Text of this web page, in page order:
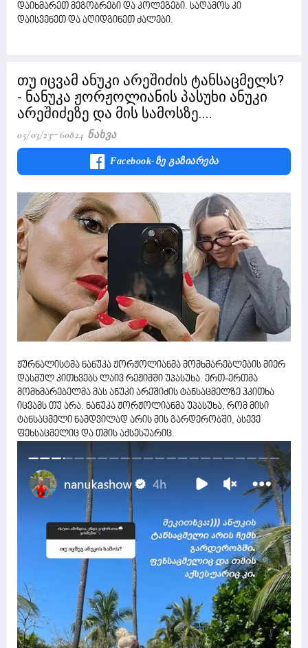
დაიხმარეთ მეგობრები და კოლეგები. საღამოს კი
დაისვენეთ და აღიდგინეთ ძალები.
თუ იცვამ ანუკი არეშიძის ტანსაცმელს?
- ნანუკა ჟორჟოლიანის პასუხი ანუკი
არეშიძეზე და მის სამოსზე....
05/03/23 60824 Ნახვა
Facebook-Ზე Გაზიარება
ჟურნალისტმა ნანუკა ჟორჟოლიანმა მომხმარებლების მიერ
დასმულ კითხვებს ლაივ რეჟიმში უპასუხა. ერთ-ერთმა
მომხმარებელმა მას ანუკი არეშიძის ტანსაცმელზე ჰკითხა
იცვამს თუ არა. ნანუკა ჟორჟოლიანმა უპასუხა, რომ მისი
ტანსაცმელი ნამდვილად არის მის გარდერობში, ასევე
ფეხსაცმელიც და თმის აქსესუარიც.